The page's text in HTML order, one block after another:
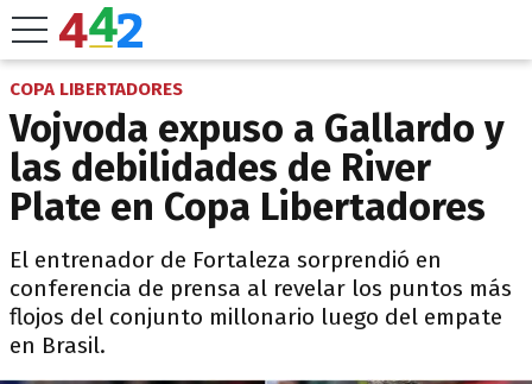
COPA LIBERTADORES
Vojvoda expuso a Gallardo y
las debilidades de River
Plate en Copa Libertadores
El entrenador de Fortaleza sorprendió en
conferencia de prensa al revelar los puntos más
flojos del conjunto millonario luego del empate
en Brasil.